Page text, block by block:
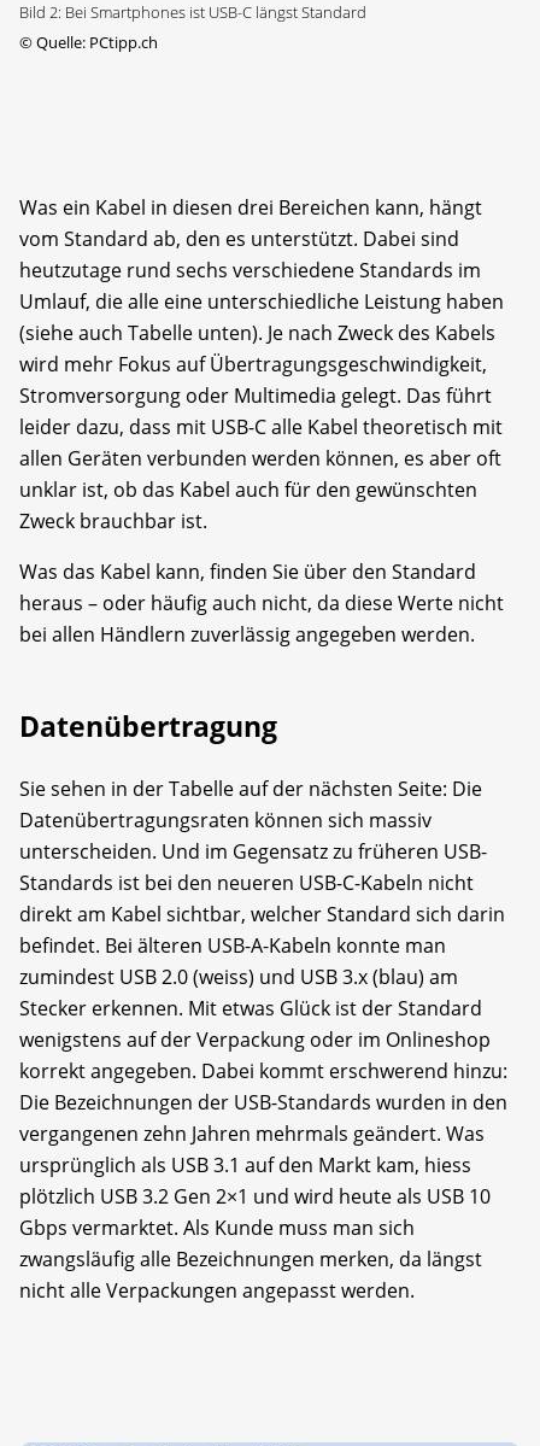
Bild 2: Bei Smartphones ist USB-C längst Standard
©Quelle: PCtipp.ch
Was ein Kabel in diesen drei Bereichen kann, hängt
vom Standard ab, den es unterstützt. Dabei sind
heutzutage rund sechs verschiedene Standards im
Umlauf, die alle eine unterschiedliche Leistung haben
(siehe auch Tabelle unten). Je nach Zweck des Kabels
wird mehr Fokus auf Übertragungsgeschwindigkeit,
Stromversorgung oder Multimedia gelegt. Das führt
leider dazu, dass mit USB-C alle Kabel theoretisch mit
allen Geräten verbunden werden können, es aber oft
unklar ist, ob das Kabel auch für den gewünschten
Zweck brauchbar ist.
Was das Kabel kann, finden Sie über den Standard
heraus – oder häufig auch nicht, da diese Werte nicht
bei allen Händlern zuverlässig angegeben werden.
Datenübertragung
Sie sehen in der Tabelle auf der nächsten Seite: Die
Datenübertragungsraten können sich massiv
unterscheiden. Und im Gegensatz zu früheren USB-
Standards ist bei den neueren USB-C-Kabeln nicht
direkt am Kabel sichtbar, welcher Standard sich darin
befindet. Bei älteren USB-A-Kabeln konnte man
zumindest USB 2.0 (weiss) und USB 3.x (blau) am
Stecker erkennen. Mit etwas Glück ist der Standard
wenigstens auf der Verpackung oder im Onlineshop
korrekt angegeben. Dabei kommt erschwerend hinzu:
Die Bezeichnungen der USB-Standards wurden in den
vergangenen zehn Jahren mehrmals geändert. Was
ursprünglich als USB 3.1 auf den Markt kam, hiess
plötzlich USB 3.2 Gen 2×1 und wird heute als USB 10
Gbps vermarktet. Als Kunde muss man sich
zwangsläufig alle Bezeichnungen merken, da längst
nicht alle Verpackungen angepasst werden.